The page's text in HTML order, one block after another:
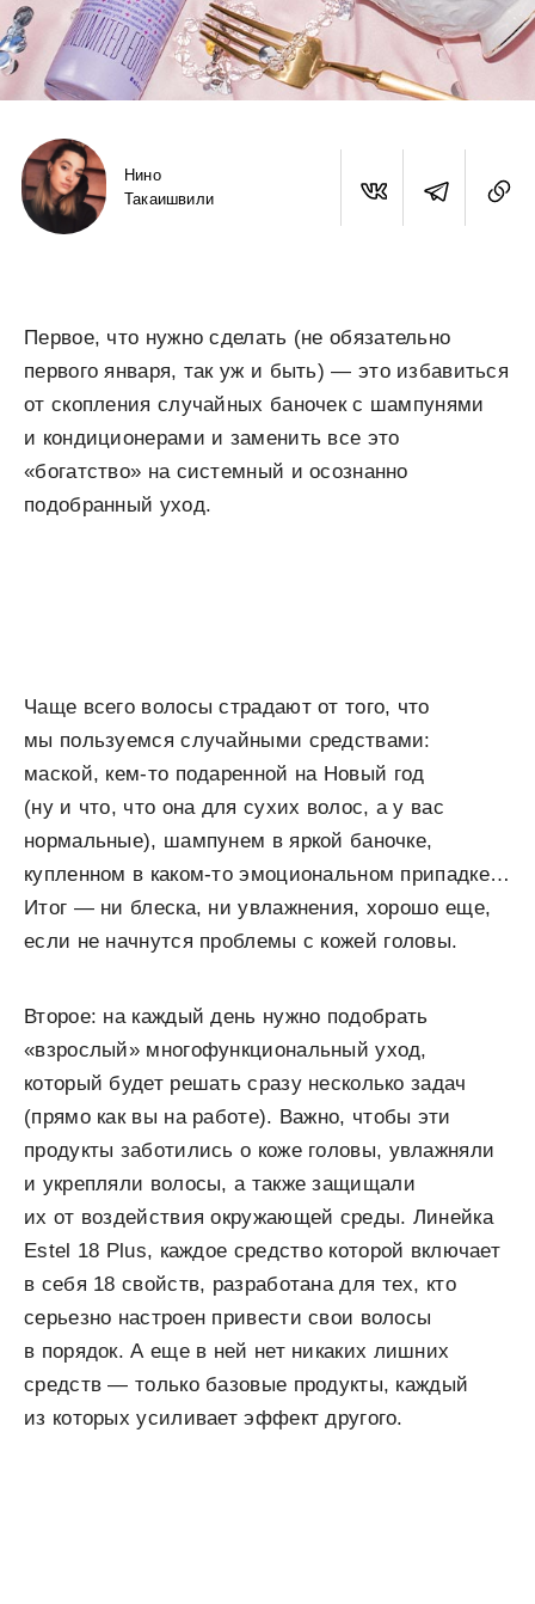
Нино
Такаишвили
Первое, что нужно сделать (не обязательно
первого января, так уж и быть) — это избавиться
от скопления случайных баночек с шампунями
и кондиционерами и заменить все это
«богатство» на системный и осознанно
подобранный уход.
Чаще всего волосы страдают от того, что
мы пользуемся случайными средствами:
маской, кем-то подаренной на Новый год
(ну и что, что она для сухих волос, а у вас
нормальные), шампунем в яркой баночке,
купленном в каком-то эмоциональном припадке…
Итог — ни блеска, ни увлажнения, хорошо еще,
если не начнутся проблемы с кожей головы.
Второе: на каждый день нужно подобрать
«взрослый» многофункциональный уход,
который будет решать сразу несколько задач
(прямо как вы на работе). Важно, чтобы эти
продукты заботились о коже головы, увлажняли
и укрепляли волосы, а также защищали
их от воздействия окружающей среды. Линейка
Estel 18 Plus, каждое средство которой включает
в себя 18 свойств, разработана для тех, кто
серьезно настроен привести свои волосы
в порядок. А еще в ней нет никаких лишних
средств — только базовые продукты, каждый
из которых усиливает эффект другого.